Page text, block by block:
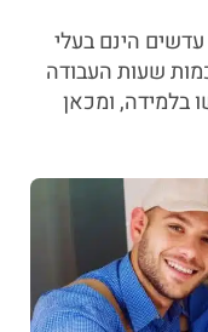
הינם בעלי
שעות העבודה
בלמידה, ומכאן